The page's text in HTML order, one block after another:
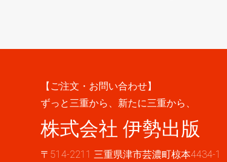
【ご注文・お問い合わせ】
ずっと三重から、新たに三重から、
株式会社 伊勢出版
〒514-2211 三重県津市芸濃町椋本4434-1